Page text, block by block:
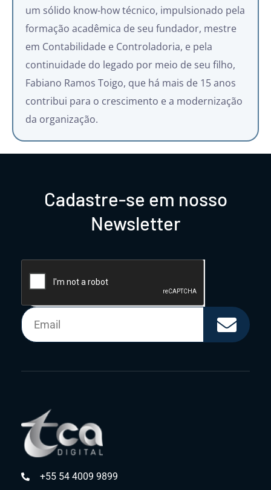
um sólido know-how técnico, impulsionado pela
formação acadêmica de seu fundador, mestre
em Contabilidade e Controladoria, e pela
continuidade do legado por meio de seu filho,
Fabiano Ramos Toigo, que há mais de 15 anos
contribui para o crescimento e a modernização
da organização.
Cadastre-se em nosso
Newsletter
+55 54 4009 9899